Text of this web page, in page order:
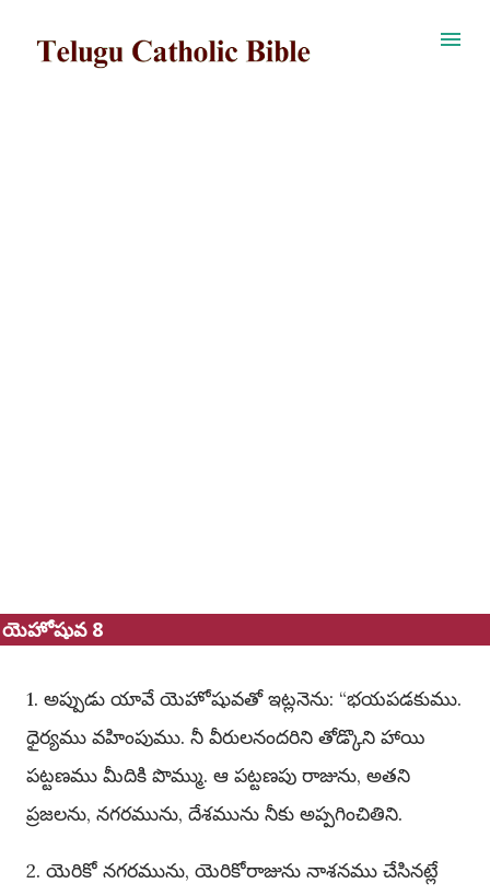
యెహోషువ 8
1. అప్పుడు యావే యెహోషువతో ఇట్లనెను: “భయపడకుము.
ధైర్యము వహింపుము. నీ వీరులనందరిని తోడ్కొని హాయి
పట్టణము మీదికి పొమ్ము. ఆ పట్టణపు రాజును, అతని
ప్రజలను, నగరమును, దేశమును నీకు అప్పగించితిని.
2. యెరికో నగరమును, యెరికోరాజును నాశనము చేసినట్లే